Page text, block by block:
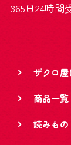
365日24時間
ザクロ
商品一覧
読みもの